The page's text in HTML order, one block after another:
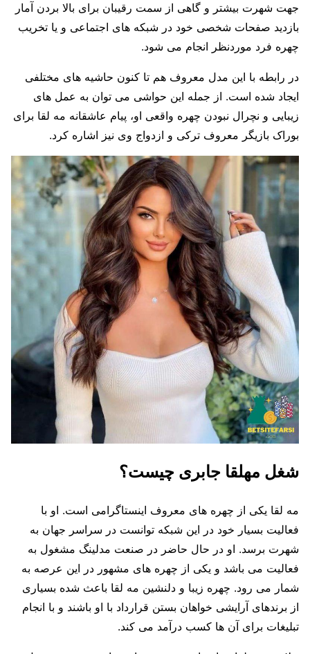
جهت شهرت بیشتر و گاهی از سمت رقیبان برای بالا بردن آمار
بازدید صفحات شخصی خود در شبکه های اجتماعی و یا تخریب
چهره فرد موردنظر انجام می شود.
در رابطه با این مدل معروف هم تا کنون حاشیه های مختلفی
ایجاد شده است. از جمله این حواشی می توان به عمل های
زیبایی و نچرال نبودن چهره واقعی او، پیام عاشقانه مه لقا برای
بوراک بازیگر معروف ترکی و ازدواج وی نیز اشاره کرد.
شغل مهلقا جابری چیست؟
مه لقا یکی از چهره های معروف اینستاگرامی است. او با
فعالیت بسیار خود در این شبکه توانست در سراسر جهان به
شهرت برسد. او در حال حاضر در صنعت مدلینگ مشغول به
فعالیت می باشد و یکی از چهره های مشهور در این عرصه به
شمار می رود. چهره زیبا و دلنشین مه لقا باعث شده بسیاری
از برندهای آرایشی خواهان بستن قرارداد با او باشند و با انجام
تبلیغات برای آن ها کسب درآمد می کند.